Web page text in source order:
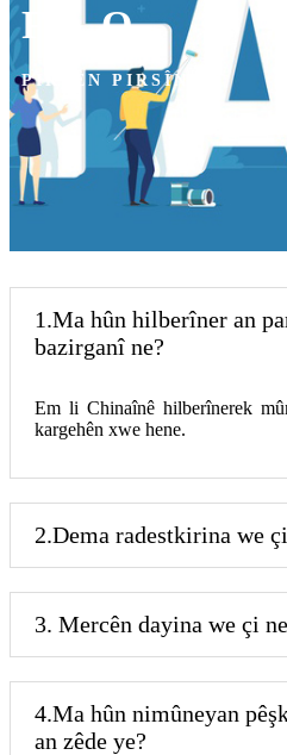
FAQ
PIRSÊN PIRSÎN
1.Ma hûn hilberîner an
bazirganî ne?
Em li Chinaînê hilberînerek
kargehên xwe hene.
2.Dema radestkirina we
3. Mercên dayina we çi
4.Ma hûn nimûneyan
an zêde ye?